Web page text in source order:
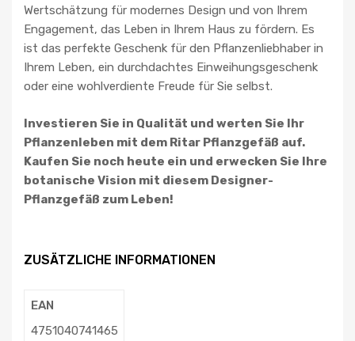
Wertschätzung für modernes Design und von Ihrem
Engagement, das Leben in Ihrem Haus zu fördern. Es
ist das perfekte Geschenk für den Pflanzenliebhaber in
Ihrem Leben, ein durchdachtes Einweihungsgeschenk
oder eine wohlverdiente Freude für Sie selbst.
Investieren Sie in Qualität und werten Sie Ihr
Pflanzenleben mit dem Ritar Pflanzgefäß auf.
Kaufen Sie noch heute ein und erwecken Sie Ihre
botanische Vision mit diesem Designer-
Pflanzgefäß zum Leben!
ZUSÄTZLICHE INFORMATIONEN
EAN
4751040741465